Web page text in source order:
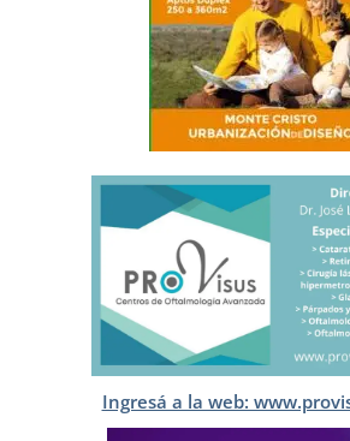
Ingresá a la web: